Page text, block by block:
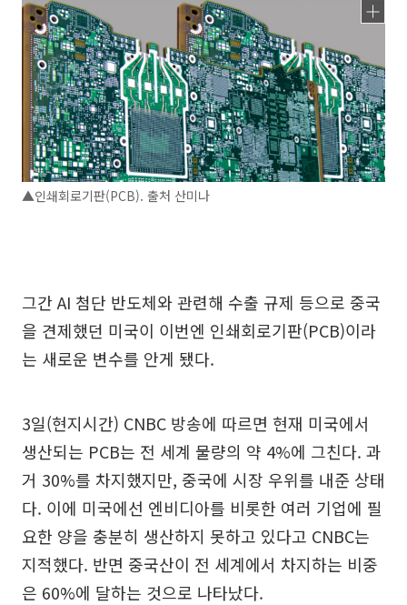
▲인쇄회로기판(PCB). 출처 산미나
그간 AI 첨단 반도체와 관련해 수출 규제 등으로 중국
을 견제했던 미국이 이번엔 인쇄회로기판(PCB)이라
는 새로운 변수를 안게 됐다.
3일(현지시간) CNBC 방송에 따르면 현재 미국에서
생산되는 PCB는 전 세계 물량의 약 4%에 그친다. 과
거 30%를 차지했지만, 중국에 시장 우위를 내준 상태
다. 이에 미국에선 엔비디아를 비롯한 여러 기업에 필
요한 양을 충분히 생산하지 못하고 있다고 CNBC는
지적했다. 반면 중국산이 전 세계에서 차지하는 비중
은 60%에 달하는 것으로 나타났다.